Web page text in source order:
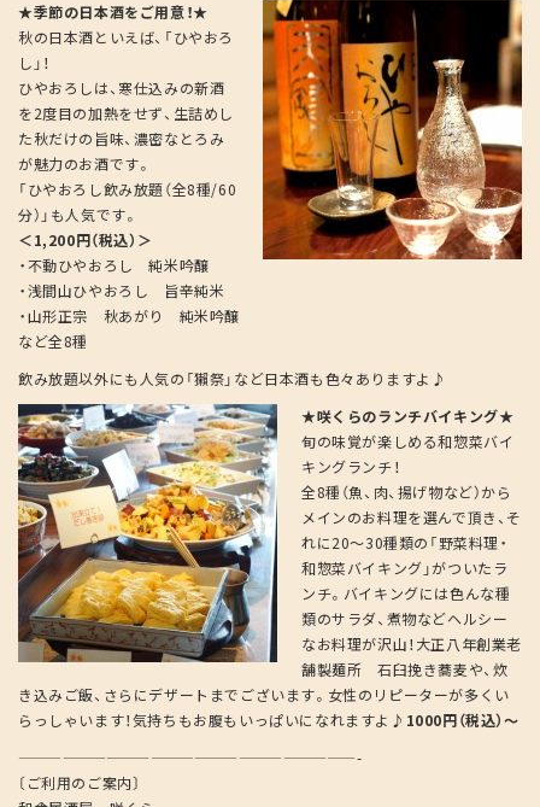
★季節の日本酒をご用意！★
秋の日本酒といえば、「ひやおろ
し」！
ひやおろしは、寒仕込みの新酒
を2度目の加熱をせず、生詰めし
た秋だけの旨味、濃密なとろみ
が魅力のお酒です。
「ひやおろし飲み放題（全8種/60
分）」も人気です。
＜1,200円（税込）＞
・不動ひやおろし 純米吟醸
・浅間山ひやおろし 旨辛純米
・山形正宗 秋あがり 純米吟醸
など全8種
飲み放題以外にも人気の「獺祭」など日本酒も色々ありますよ♪
★咲くらのランチバイキング★
旬の味覚が楽しめる和惣菜バイ
キングランチ！
全8種（魚、肉、揚げ物など）から
メインのお料理を選んで頂き、そ
れに20～30種類の「野菜料理・
和惣菜バイキング」がついたラ
ンチ。バイキングには色んな種
類のサラダ、煮物などヘルシー
なお料理が沢山！大正八年創業老
舗製麺所 石臼挽き蕎麦や、炊
き込みご飯、さらにデザートまでございます。女性のリピーターが多くい
らっしゃいます！気持ちもお腹もいっぱいになれますよ♪ 1000円（税込）～
———————————————————————-
〔ご利用のご案内〕